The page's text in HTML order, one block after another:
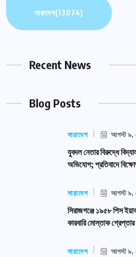
সারাদেশ(13074)
Recent News
Blog Posts
সারাদেশ আগস্ট ৯,
যুবদল নেতার বিরুদ্ধে
অভিযোগ; প্রতিবাদে
সারাদেশ আগস্ট ৯,
সিরাজগঞ্জে ১৯৫৮ পিস
কারবারি মোস্তাক গ্রেপ্তার
সারাদেশ আগস্ট ৯,